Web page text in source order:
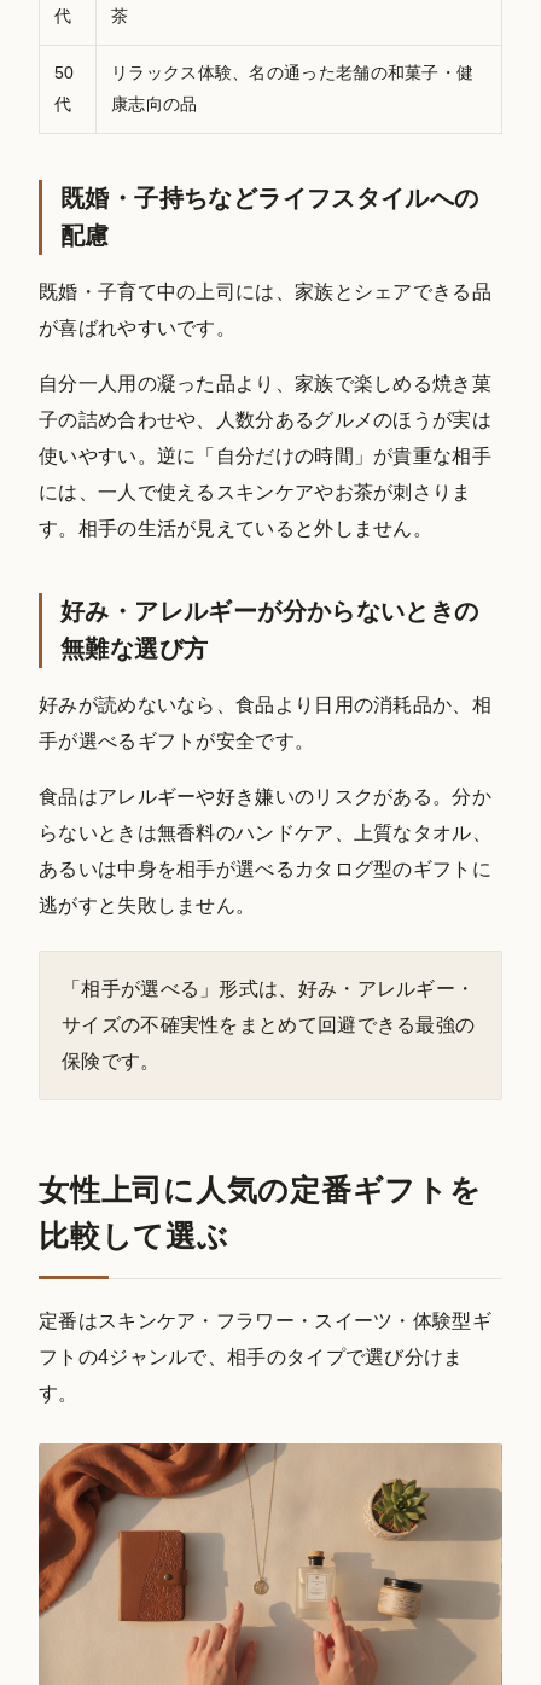
代
茶
50
代
リラックス体験、名の通った老舗の和菓子・健
康志向の品
既婚・子持ちなどライフスタイルへの
配慮
既婚・子育て中の上司には、家族とシェアできる品
が喜ばれやすいです。
自分一人用の凝った品より、家族で楽しめる焼き菓
子の詰め合わせや、人数分あるグルメのほうが実は
使いやすい。逆に「自分だけの時間」が貴重な相手
には、一人で使えるスキンケアやお茶が刺さりま
す。相手の生活が見えていると外しません。
好み・アレルギーが分からないときの
無難な選び方
好みが読めないなら、食品より日用の消耗品か、相
手が選べるギフトが安全です。
食品はアレルギーや好き嫌いのリスクがある。分か
らないときは無香料のハンドケア、上質なタオル、
あるいは中身を相手が選べるカタログ型のギフトに
逃がすと失敗しません。
「相手が選べる」形式は、好み・アレルギー・
サイズの不確実性をまとめて回避できる最強の
保険です。
女性上司に人気の定番ギフトを
比較して選ぶ
定番はスキンケア・フラワー・スイーツ・体験型ギ
フトの4ジャンルで、相手のタイプで選び分けま
す。